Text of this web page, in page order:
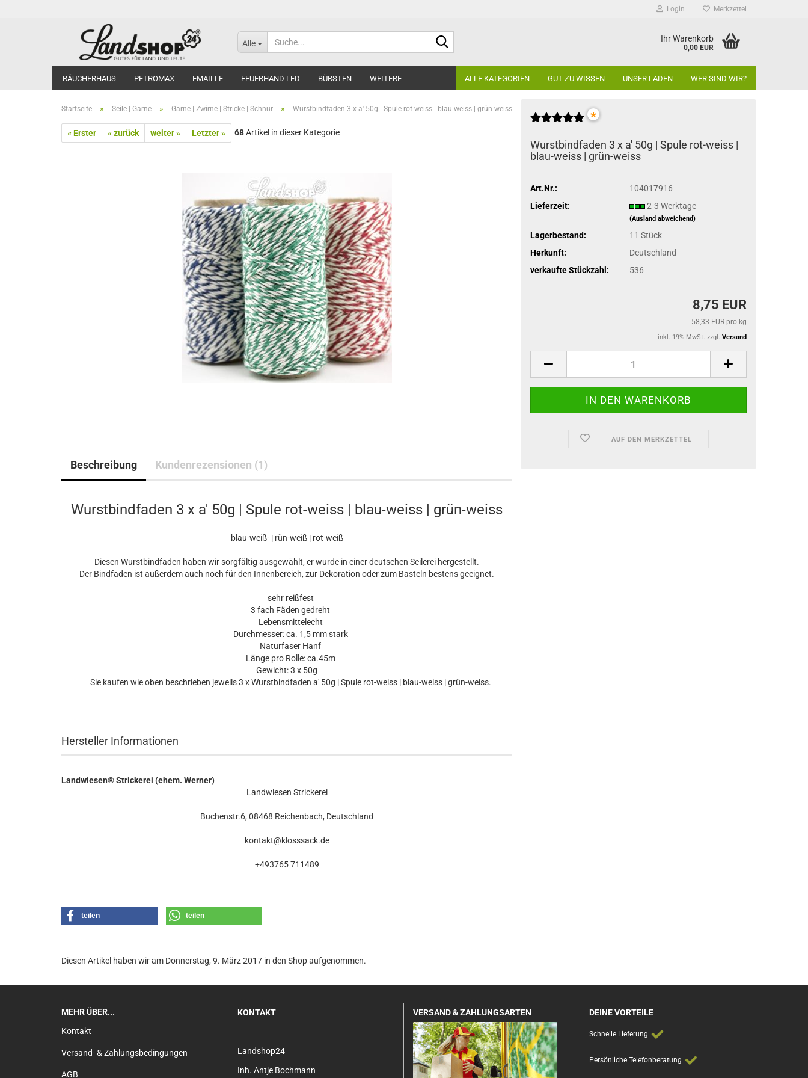
Login Merkzettel
Alle Ihr Warenkorb
0,00 EUR
RÄUCHERHAUS PETROMAX EMAILLE FEUERHAND LED BÜRSTEN ALLE KATEGORIEN GUT ZU WISSEN UNSER LADEN WER SIND WIR?
WEITERE
Startseite » Seile | Garne » Garne | Zwirne | Stricke | Schnur » Wurstbindfaden 3 x a' 50g | Spule rot-weiss | blau-weiss | grün-weiss
« Erster « zurück weiter » Letzter » 68Artikel in dieser Kategorie
*
Wurstbindfaden 3 x a' 50g | Spule rot-weiss |
blau-weiss | grün-weiss
Art.Nr.:
104017916
Lieferzeit:
2-3 Werktage
(Ausland abweichend)
Lagerbestand: 11 Stück
Herkunft:
Deutschland
verkaufte Stückzahl:
536
8,75 EUR
58,33 EUR pro kg
inkl. 19% MwSt. zzgl. Versand
AUF DEN MERKZETTEL
Beschreibung Kundenrezensionen (1)
Wurstbindfaden 3 x a' 50g | Spule rot-weiss | blau-weiss | grün-weiss
blau-weiß- | rün-weiß | rot-weiß
Diesen Wurstbindfaden haben wir sorgfältig ausgewählt, er wurde in einer deutschen Seilerei hergestellt.
Der Bindfaden ist außerdem auch noch für den Innenbereich, zur Dekoration oder zum Basteln bestens geeignet.
sehr reißfest
3 fach Fäden gedreht
Lebensmittelecht
Durchmesser: ca. 1,5 mm stark
Naturfaser Hanf
Länge pro Rolle: ca.45m
Gewicht: 3 x 50g
Sie kaufen wie oben beschrieben jeweils 3 x Wurstbindfaden a' 50g | Spule rot-weiss | blau-weiss | grün-weiss.
Hersteller Informationen
Landwiesen® Strickerei (ehem. Werner)
Landwiesen Strickerei
Buchenstr.6, 08468 Reichenbach, Deutschland
kontakt@klosssack.de
+493765 711489
teilen teilen
Diesen Artikel haben wir am Donnerstag, 9. März 2017 in den Shop aufgenommen.
MEHR ÜBER...
Kontakt
Versand- & Zahlungsbedingungen
AGB
KONTAKT
Landshop24
Inh. Antje Bochmann
VERSAND & ZAHLUNGSARTEN DEINE VORTEILE
Schnelle Lieferung
Persönliche Telefonberatung